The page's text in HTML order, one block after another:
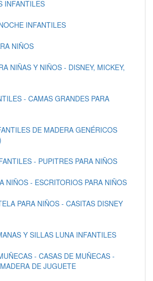
INFANTILES
INFANTILES
NIÑOS
NIÑAS Y NIÑOS - DISNEY, MICKEY,
- CAMAS GRANDES PARA
DE MADERA GENÉRICOS
- PUPITRES PARA NIÑOS
NIÑOS - ESCRITORIOS PARA NIÑOS
PARA NIÑOS - CASITAS DISNEY
Y SILLAS LUNA INFANTILES
- CASAS DE MUÑECAS -
DE JUGUETE